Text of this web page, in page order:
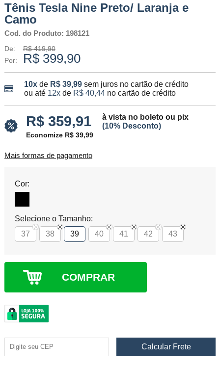
Tênis Tesla Nine Preto/ Laranja e
Camo
Cod. do Produto: 198121
De:
R$ 419,90
Por:
R$ 399,90
10xde R$ 39,99 sem juros no cartão de crédito
ou até 12xde R$ 40,44no cartão de crédito
R$ 359,91
à vista no boleto ou pix
(10% Desconto)
Economize R$ 39,99
Mais formas de pagamento
Cor:
Selecione o Tamanho:
37
38 39 40 41 42 43
COMPRAR